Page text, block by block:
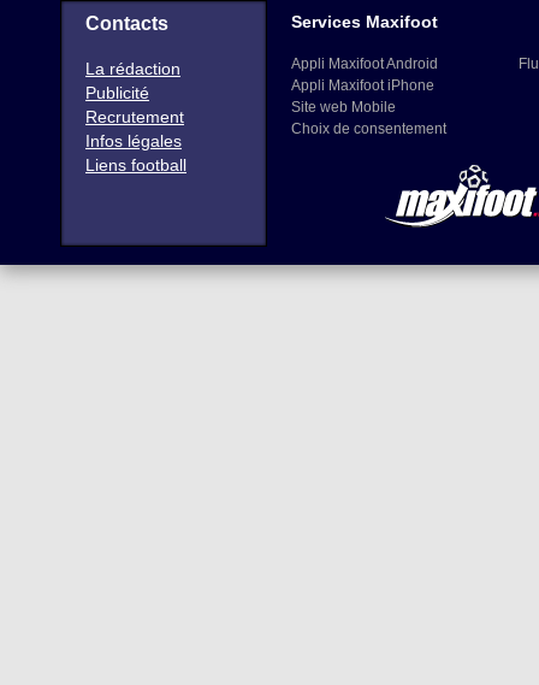
Contacts
La rédaction
Publicité
Recrutement
Infos légales
Liens football
Services Maxifoot
Appli Maxifoot Android
Appli Maxifoot iPhone
Site web Mobile
Choix de consentement